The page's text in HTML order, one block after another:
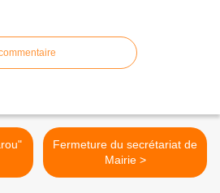
Fermeture du secrétariat de
Mairie >